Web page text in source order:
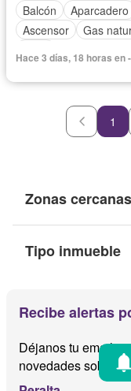
Balcón
Aparcadero
Ascensor
Gas
Hace 3 días, 18 horas en
1
Zonas cercanas
Tipo inmueble
Recibe alertas
Déjanos tu email y
novedades sobre